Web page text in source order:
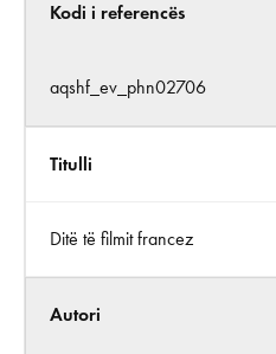
Kodi i referencës
aqshf_ev_phn02706
Titulli
Ditë të filmit francez
Autori